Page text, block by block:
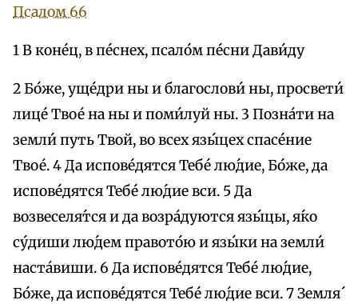
Псалом 66
1 В коне́ц, в пе́снех, псало́м пе́сни Дави́ду
2 Бо́же, уще́дри ны и благослови́ ны, просвети́
лице́ Твое́ на ны и поми́луй ны. 3 Позна́ти на
земли́ путь Твой, во всех язы́цех спасе́ние
Твое́. 4 Да испове́дятся Тебе́ лю́дие, Бо́же, да
испове́дятся Тебе́ лю́дие вси. 5 Да
возвеселя́тся и да возра́дуются язы́цы, я́ко
су́диши лю́дем правото́ю и язы́ки на земли́
наста́виши. 6 Да испове́дятся Тебе́ лю́дие,
Бо́же, да испове́дятся Тебе́ лю́дие вси. 7 Земля́